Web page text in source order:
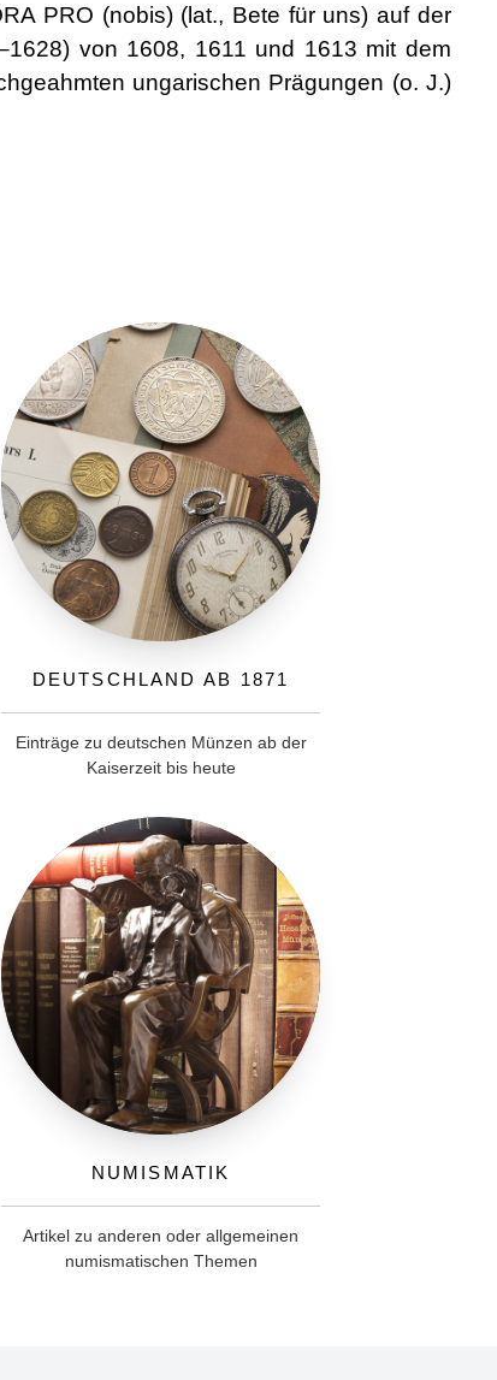
PRO (nobis) (lat., Bete für uns) auf der
von 1608, 1611 und 1613 mit dem
ungarischen Prägungen (o. J.)
Deutschland ab 1871
Einträge zu deutschen Münzen ab der
Kaiserzeit bis heute
Numismatik
Artikel zu anderen oder allgemeinen
numismatischen Themen